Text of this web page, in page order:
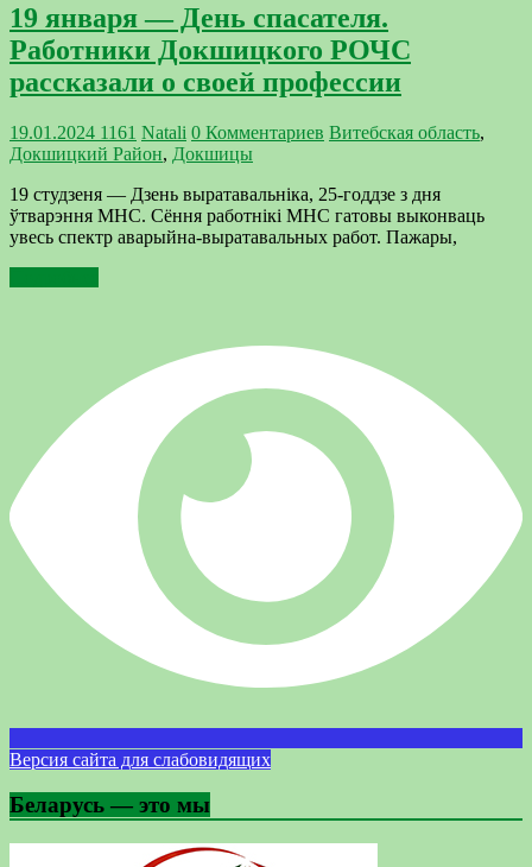
19 января — День спасателя.
Работники Докшицкого РОЧС
рассказали о своей профессии
19.01.2024 1161 Natali 0 Комментариев Витебская область,
Докшицкий Район, Докшицы
19 студзеня — Дзень выратавальніка, 25-годдзе з дня
ўтварэння МНС. Сёння работнікі МНС гатовы выконваць
увесь спектр аварыйна-выратавальных работ. Пажары,
Версия сайта для слабовидящих
Беларусь — это мы